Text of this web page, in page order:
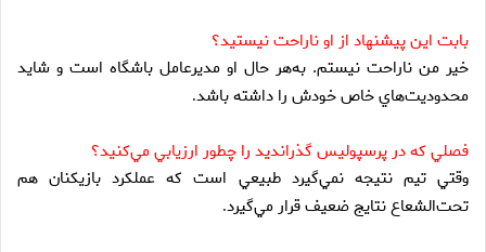
بابت اين پيشنهاد از او ناراحت نيستيد؟
خير من ناراحت نيستم. به‌هر حال او مديرعامل باشگاه است و شايد
محدوديت‌هاي خاص خودش را داشته باشد.
فصلي كه در پرسپوليس گذرانديد را چطور ارزيابي مي‌كنيد؟
وقتي تيم نتيجه نمي‌گيرد طبيعي است كه عملكرد بازيكنان هم
تحت‌الشعاع نتايج ضعيف قرار مي‌گيرد.